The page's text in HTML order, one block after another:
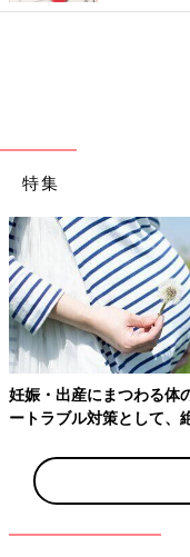
した。それが助産師さ
言われて、麻酔強め
てていたので小さい声
しいヨォ…』とこぼし
思ってたんだもん！」
出産って計画通り
ソード
「痛みがピークのなか
でまだ出るはずがない
ーい、大丈夫よー、念
すごい形相に。そこか
師さんに『初産なのに
特集
妊娠・出産にまつわる体
ートラブル対策として、